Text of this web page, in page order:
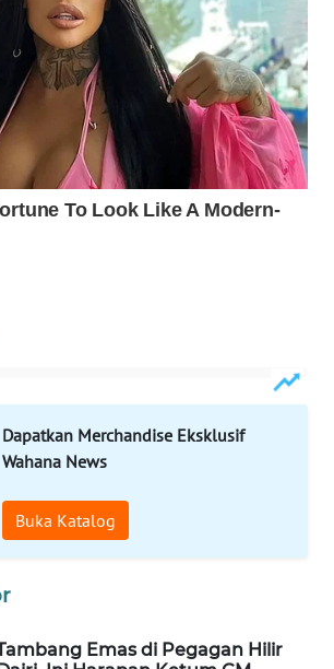
Dapatkan Merchandise Eksklusif
Wahana News
Buka Katalog
Emas di Pegagan Hilir